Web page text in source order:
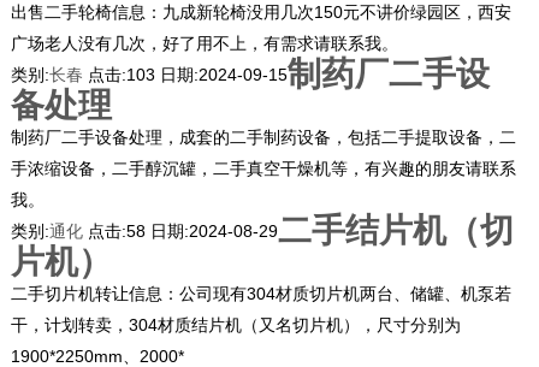
出售二手轮椅信息：九成新轮椅没用几次150元不讲价绿园区，西安
广场老人没有几次，好了用不上，有需求请联系我。
类别:长春 点击:103 日期:2024-09-15制药厂二手设
备处理
制药厂二手设备处理，成套的二手制药设备，包括二手提取设备，二
手浓缩设备，二手醇沉罐，二手真空干燥机等，有兴趣的朋友请联系
我。
类别:通化 点击:58 日期:2024-08-29二手结片机（切
片机）
二手切片机转让信息：公司现有304材质切片机两台、储罐、机泵若
干，计划转卖，304材质结片机（又名切片机），尺寸分别为
1900*2250mm、2000*